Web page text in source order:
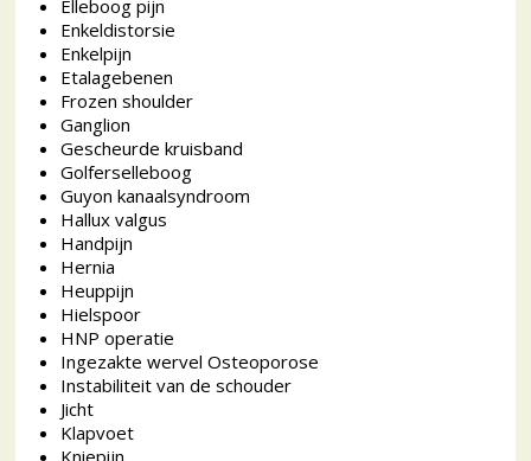
Elleboog pijn
Enkeldistorsie
Enkelpijn
Etalagebenen
Frozen shoulder
Ganglion
Gescheurde kruisband
Golferselleboog
Guyon kanaalsyndroom
Hallux valgus
Handpijn
Hernia
Heuppijn
Hielspoor
HNP operatie
Ingezakte wervel Osteoporose
Instabiliteit van de schouder
Jicht
Klapvoet
Kniepijn